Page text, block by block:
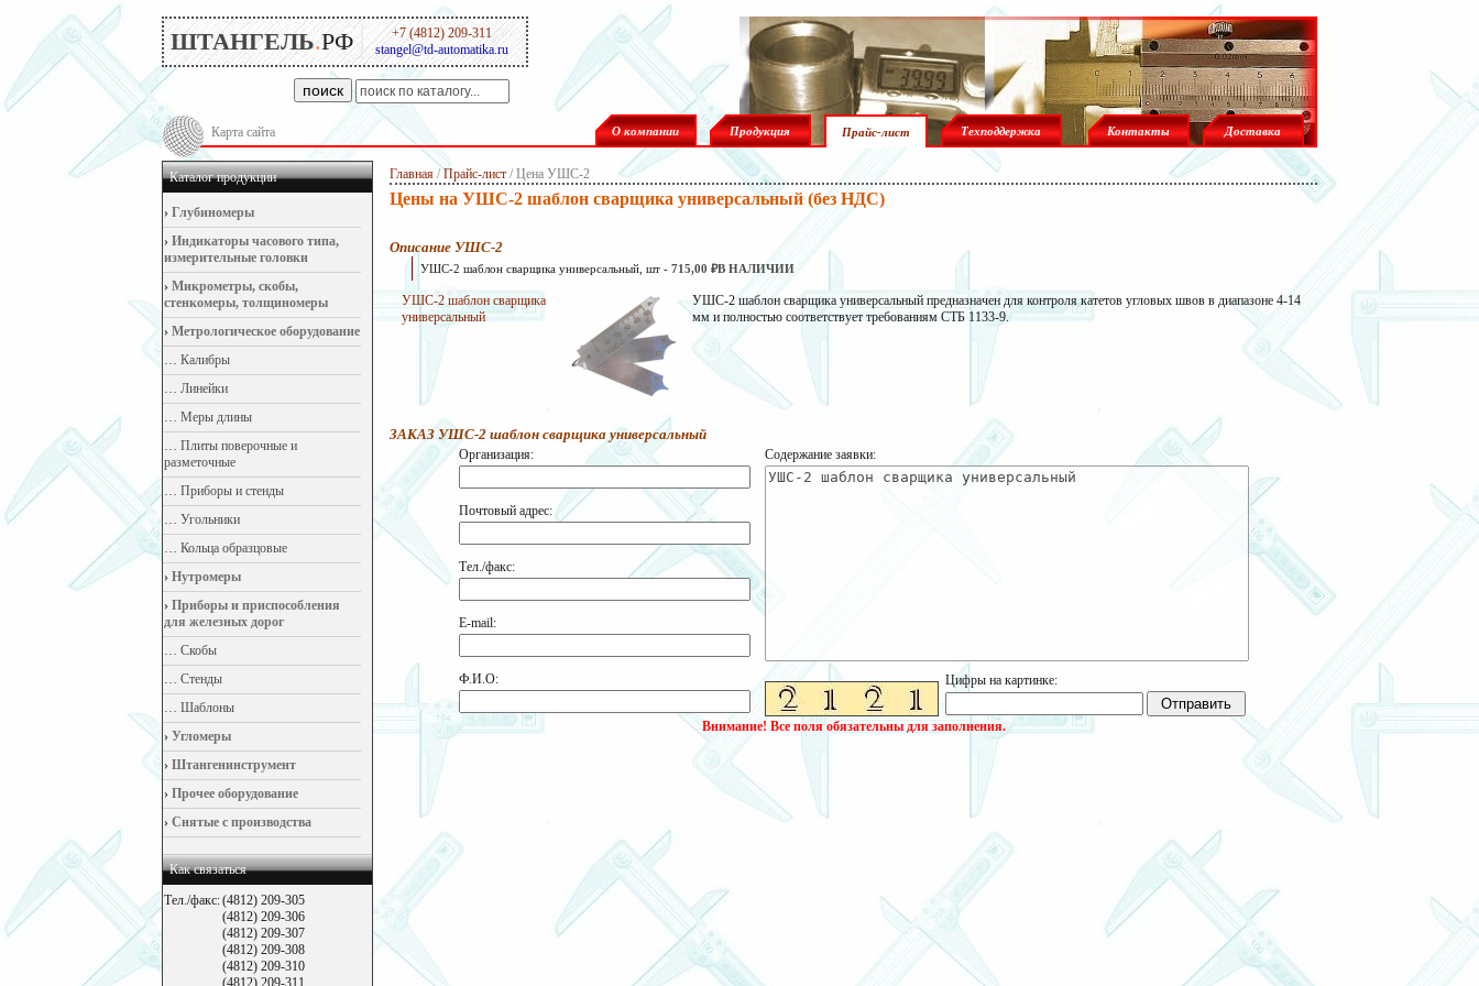
ШТАНГЕЛЬ.РФ
+7 (4812) 209-311
stangel@td-automatika.ru
поиск
Карта сайта О компании Продукция Прайс-лист Техподдержка Контакты Доставка
Главная /Прайс-лист / Цена УШС-2
Цены на УШС-2 шаблон сварщика универсальный (без НДС)
Описание УШС-2
УШС-2 шаблон сварщика универсальный, шт - 715,00 ₽В НАЛИЧИИ
УШС-2 шаблон сварщика
универсальный
УШС-2 шаблон сварщика универсальный предназначен для контроля катетов угловых швов в диапазоне 4-14
мм и полностью соответствует требованиям СТБ 1133-9.
ЗАКАЗ УШС-2 шаблон сварщика универсальный
Организация:
Почтовый адрес:
Тел./факс:
E-mail:
Ф.И.О:
Содержание заявки:
Цифры на картинке:
Внимание! Все поля обязательны для заполнения.
Каталог продукции
› Глубиномеры
› Индикаторы часового типа,
измерительные головки
› Микрометры, скобы,
стенкомеры, толщиномеры
› Метрологическое оборудование
… Калибры
… Линейки
… Меры длины
… Плиты поверочные и
разметочные
… Приборы и стенды
… Угольники
… Кольца образцовые
› Нутромеры
› Приборы и приспособления
для железных дорог
… Скобы
… Стенды
… Шаблоны
› Угломеры
› Штангенинструмент
› Прочее оборудование
› Снятые с производства
Как связаться
Тел./факс:(4812) 209-305
(4812) 209-306
(4812) 209-307
(4812) 209-308
(4812) 209-310
(4812) 209-311